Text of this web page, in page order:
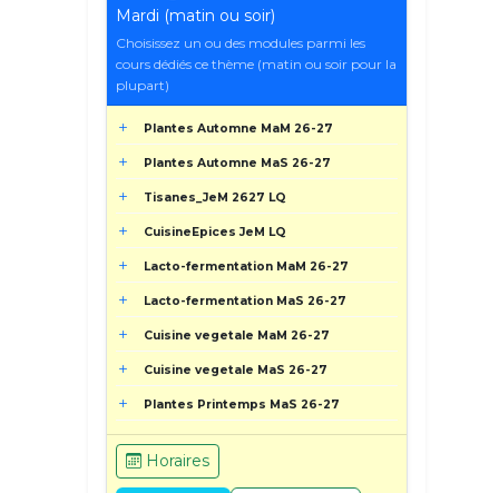
Mardi (matin ou soir)
Choisissez un ou des modules parmi les
cours dédiés ce thème (matin ou soir pour la
plupart)
Plantes Automne MaM 26-27
Plantes Automne MaS 26-27
Tisanes_JeM 2627 LQ
CuisineEpices JeM LQ
Lacto-fermentation MaM 26-27
Lacto-fermentation MaS 26-27
Cuisine vegetale MaM 26-27
Cuisine vegetale MaS 26-27
Plantes Printemps MaS 26-27
Horaires